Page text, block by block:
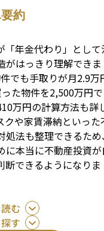
約
「年金代わり」として
がはっきり理解できま
でも手取りが月2.9万
た物件を2,500万円で
万円の計算方法も詳
クや家賃滞納といった
処法も整理できるた
に本当に不動産投資
断できるようになりま
む
す